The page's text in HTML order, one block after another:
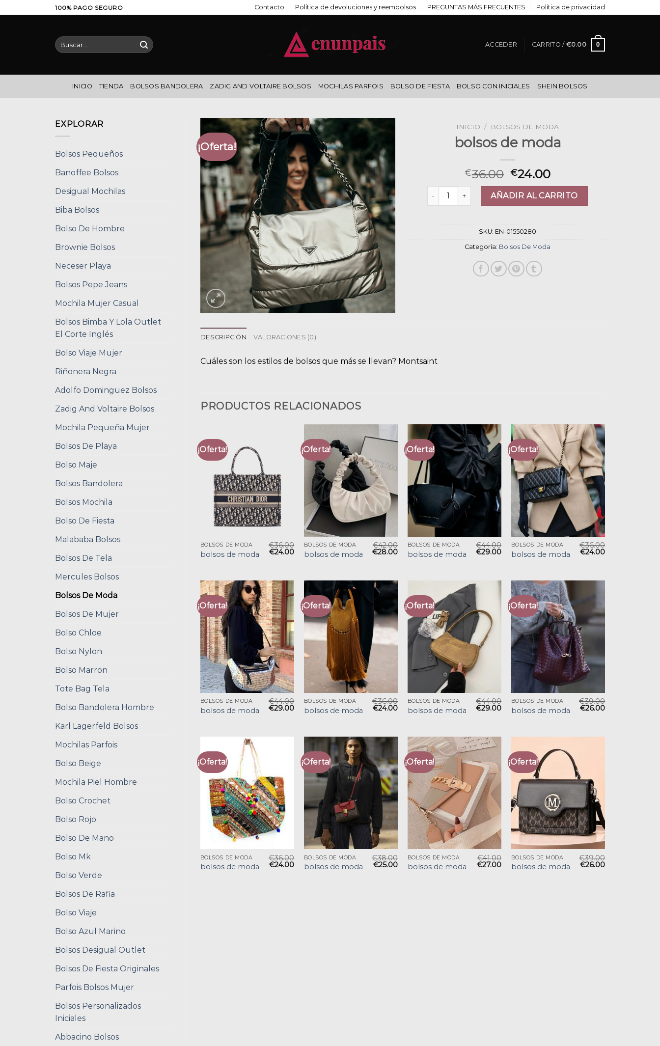
al
100% PAGO SEGURO Contacto Política de devoluciones y reembolsos PREGUNTAS MÁS FRECUENTES Política de privacidad
Buscar
por:
ACCEDER CARRITO / €0.00 0
INICIO TIENDA BOLSOS BANDOLERA ZADIG AND VOLTAIRE BOLSOS MOCHILAS PARFOIS BOLSO DE FIESTA BOLSO CON INICIALES SHEIN BOLSOS
EXPLORAR
Bolsos Pequeños
Banoffee Bolsos
Desigual Mochilas
Biba Bolsos
Bolso De Hombre
Brownie Bolsos
Neceser Playa
Bolsos Pepe Jeans
Mochila Mujer Casual
Bolsos Bimba Y Lola Outlet
El Corte Inglés
Bolso Viaje Mujer
Riñonera Negra
Adolfo Dominguez Bolsos
Zadig And Voltaire Bolsos
Mochila Pequeña Mujer
Bolsos De Playa
Bolso Maje
Bolsos Bandolera
Bolsos Mochila
Bolso De Fiesta
Malababa Bolsos
Bolsos De Tela
Mercules Bolsos
Bolsos De Moda
Bolsos De Mujer
Bolso Chloe
Bolso Nylon
Bolso Marron
Tote Bag Tela
Bolso Bandolera Hombre
Karl Lagerfeld Bolsos
Mochilas Parfois
Bolso Beige
Mochila Piel Hombre
Bolso Crochet
Bolso Rojo
Bolso De Mano
Bolso Mk
Bolso Verde
Bolsos De Rafia
Bolso Viaje
Bolso Azul Marino
Bolsos Desigual Outlet
Bolsos De Fiesta Originales
Parfois Bolsos Mujer
Bolsos Personalizados
Iniciales
Abbacino Bolsos
¡Oferta!
INICIO / BOLSOS DE MODA
bolsos de moda
€36.00 €24.00
bolsos de moda cantidadAÑADIR AL CARRITO
SKU: EN-01550280
Categoría: Bolsos De Moda
DESCRIPCIÓN VALORACIONES (0)
Cuáles son los estilos de bolsos que más se llevan? Montsaint
PRODUCTOS RELACIONADOS
¡Oferta!
BOLSOS DE MODA
bolsos de moda
€36.00
€24.00
¡Oferta!
BOLSOS DE MODA
bolsos de moda
€42.00
€28.00
¡Oferta!
BOLSOS DE MODA
bolsos de moda
€44.00
€29.00
¡Oferta!
BOLSOS DE MODA
bolsos de moda
€36.00
€24.00
¡Oferta!
BOLSOS DE MODA
bolsos de moda
€44.00
€29.00
¡Oferta!
BOLSOS DE MODA
bolsos de moda
€36.00
€24.00
¡Oferta!
BOLSOS DE MODA
bolsos de moda
€44.00
€29.00
¡Oferta!
BOLSOS DE MODA
bolsos de moda
€39.00
€26.00
¡Oferta!
BOLSOS DE MODA
bolsos de moda
€36.00
€24.00
¡Oferta!
BOLSOS DE MODA
bolsos de moda
€38.00
€25.00
¡Oferta!
BOLSOS DE MODA
bolsos de moda
€41.00
€27.00
¡Oferta!
BOLSOS DE MODA
bolsos de moda
€39.00
€26.00